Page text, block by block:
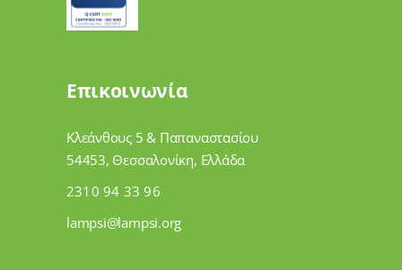
Επικοινωνία
Κλεάνθους 5 & Παπαναστασίου
54453, Θεσσαλονίκη, Ελλάδα
2310 94 33 96
lampsi@lampsi.org